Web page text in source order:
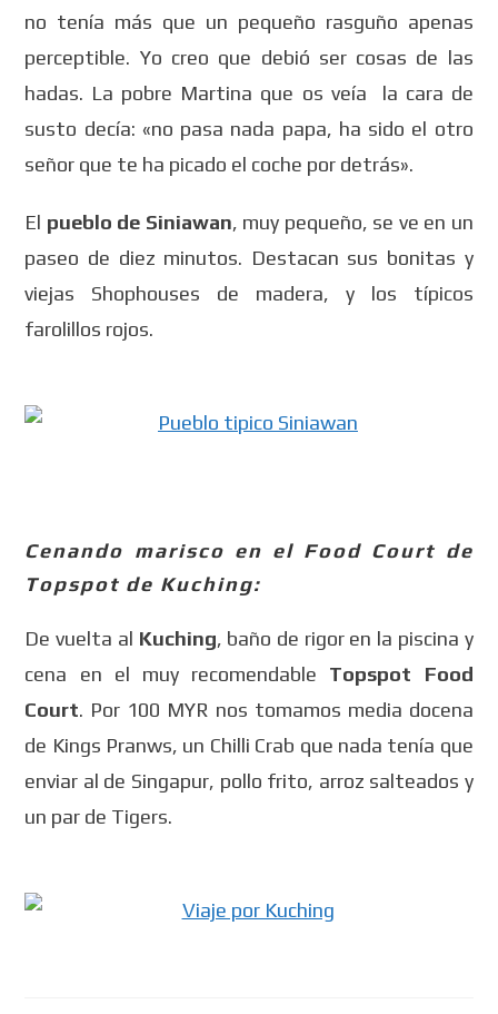
no tenía más que un pequeño rasguño apenas
perceptible. Yo creo que debió ser cosas de las
hadas. La pobre Martina que os veía la cara de
susto decía: «no pasa nada papa, ha sido el otro
señor que te ha picado el coche por detrás».
El pueblo de Siniawan, muy pequeño, se ve en un
paseo de diez minutos. Destacan sus bonitas y
viejas Shophouses de madera, y los típicos
farolillos rojos.
Cenando marisco en el Food Court de
Topspot de Kuching:
De vuelta al Kuching, baño de rigor en la piscina y
cena en el muy recomendable Topspot Food
Court. Por 100 MYR nos tomamos media docena
de Kings Pranws, un Chilli Crab que nada tenía que
enviar al de Singapur, pollo frito, arroz salteados y
un par de Tigers.